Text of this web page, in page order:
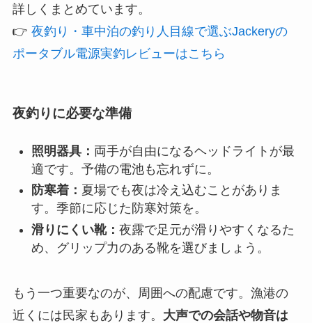
詳しくまとめています。
👉 夜釣り・車中泊の釣り人目線で選ぶJackeryの
ポータブル電源実釣レビューはこちら
夜釣りに必要な準備
照明器具： 両手が自由になるヘッドライトが最
適です。予備の電池も忘れずに。
防寒着： 夏場でも夜は冷え込むことがありま
す。季節に応じた防寒対策を。
滑りにくい靴： 夜露で足元が滑りやすくなるた
め、グリップ力のある靴を選びましょう。
もう一つ重要なのが、周囲への配慮です。漁港の
近くには民家もあります。 大声での会話や物音は